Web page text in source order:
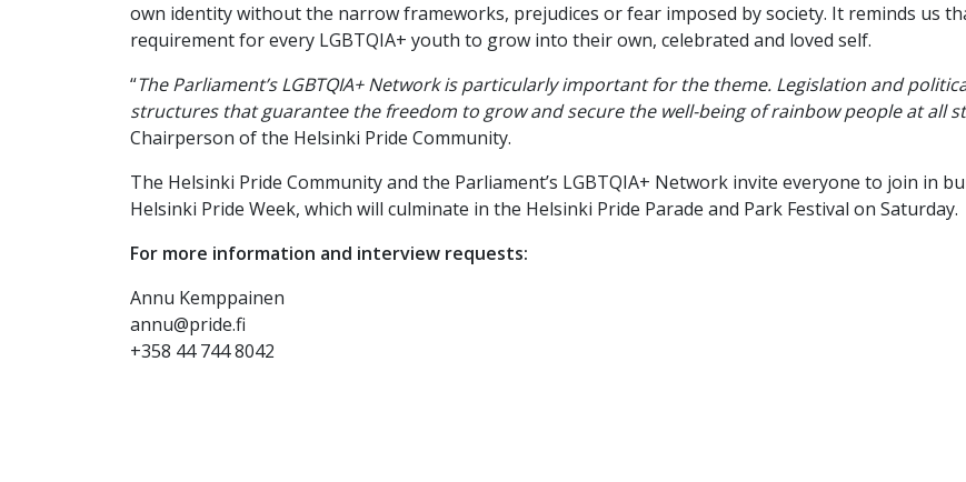
own identity without the narrow frameworks, prejudices or fear imposed by society. It reminds us
requirement for every LGBTQIA+ youth to grow into their own, celebrated and loved self.
“The Parliament’s LGBTQIA+ Network is particularly important for the theme. Legislation and
structures that guarantee the freedom to grow and secure the well-being of rainbow people at all
Chairperson of the Helsinki Pride Community.
The Helsinki Pride Community and the Parliament’s LGBTQIA+ Network invite everyone to join in
Helsinki Pride Week, which will culminate in the Helsinki Pride Parade and Park Festival on Saturday.
For more information and interview requests:
Annu Kemppainen
annu@pride.fi
+358 44 744 8042